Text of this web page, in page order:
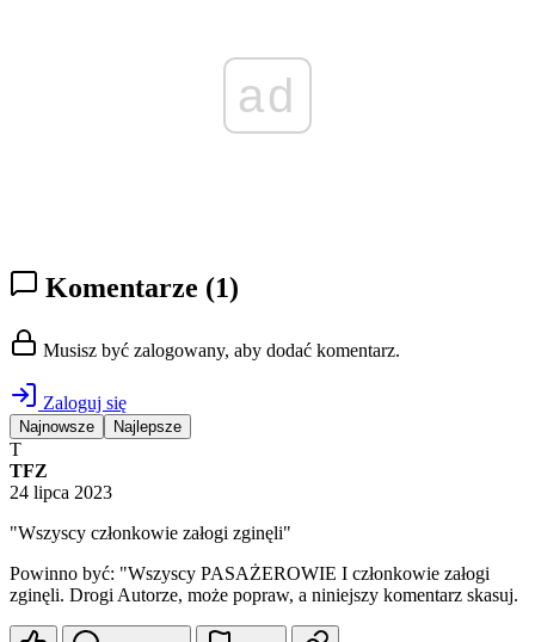
ad
Komentarze (1)
Musisz być zalogowany, aby dodać komentarz.
Zaloguj się
Najnowsze Najlepsze
T
TFZ
24 lipca 2023
"Wszyscy członkowie załogi zginęli"
Powinno być: "Wszyscy PASAŻEROWIE I członkowie załogi
zginęli. Drogi Autorze, może popraw, a niniejszy komentarz skasuj.